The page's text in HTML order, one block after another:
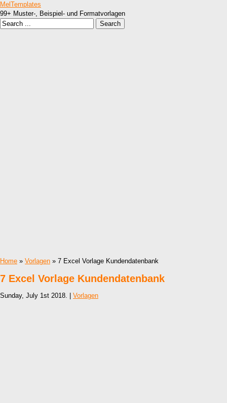
MelTemplates
99+ Muster-, Beispiel- und Formatvorlagen
Home » Vorlagen » 7 Excel Vorlage Kundendatenbank
7 Excel Vorlage Kundendatenbank
Sunday, July 1st 2018. | Vorlagen